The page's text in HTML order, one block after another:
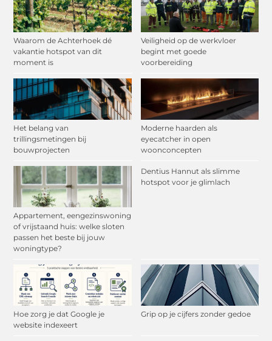
Waarom de Achterhoek dé
vakantie hotspot van dit
moment is
Veiligheid op de werkvloer
begint met goede
voorbereiding
Het belang van
trillingsmetingen bij
bouwprojecten
Moderne haarden als
eyecatcher in open
woonconcepten
Appartement, eengezinswoning
of vrijstaand huis: welke sloten
passen het beste bij jouw
woningtype?
Dentius Hannut als slimme
hotspot voor je glimlach
Hoe zorg je dat Google je
website indexeert
Grip op je cijfers zonder gedoe